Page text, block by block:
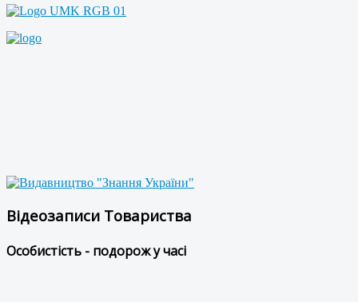
Відеозаписи Товариства
Особистість - подорож у часі